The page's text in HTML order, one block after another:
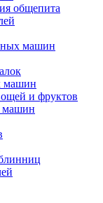
общепита
машин
машин
и фруктов
машин